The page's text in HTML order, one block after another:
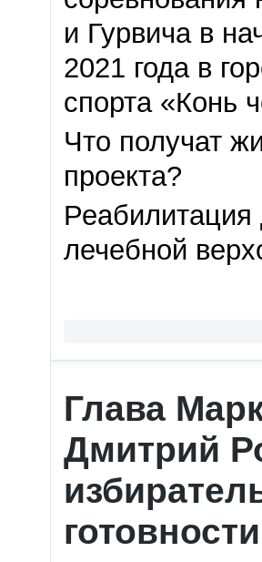
и Гурвича в
2021 года в
спорта «Конь
Что получат
проекта?
Реабилитация
лечебной
Глава
Дмитрий